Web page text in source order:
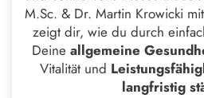
M.Sc. & Dr. Martin Krowicki
zeigt dir, wie du durch
Deine allgemeine
Vitalität und
langfristig